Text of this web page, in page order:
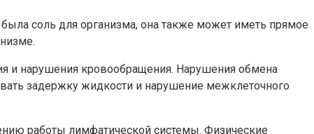
соль для организма, она также может иметь прямое
и нарушения кровообращения. Нарушения обмена
задержку жидкости и нарушение межклеточного
работы лимфатической системы. Физические